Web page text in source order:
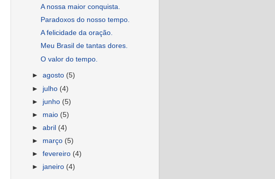
A nossa maior conquista.
Paradoxos do nosso tempo.
A felicidade da oração.
Meu Brasil de tantas dores.
O valor do tempo.
►agosto (5)
► julho (4)
► junho (5)
► maio (5)
►abril (4)
► março (5)
►fevereiro (4)
► janeiro (4)